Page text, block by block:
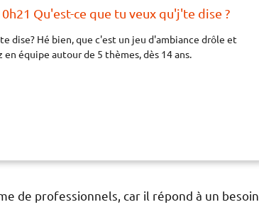
Qu'est-ce que tu veux qu'j'te dise ?
dise? Hé bien, que c'est un jeu d'ambiance drôle et
équipe autour de 5 thèmes, dès 14 ans.
de professionnels, car il répond à un besoin